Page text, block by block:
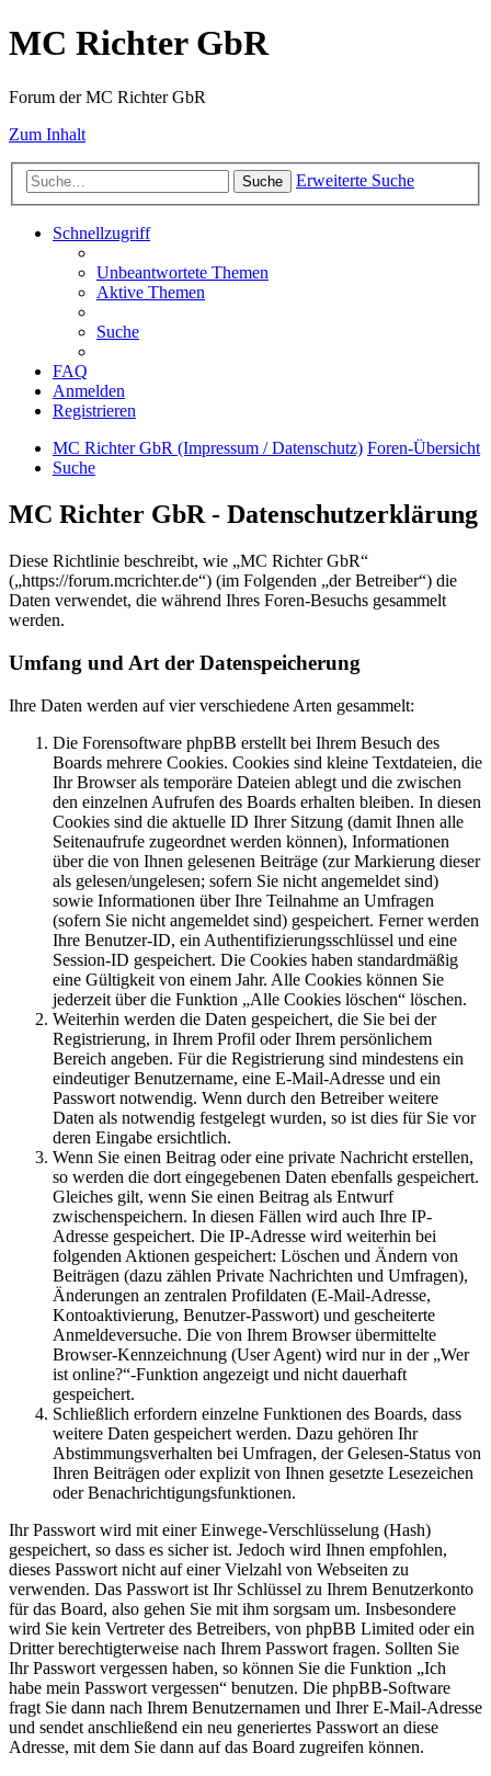
MC Richter GbR
Forum der MC Richter GbR
Zum Inhalt
Suche Erweiterte Suche
Schnellzugriff
Unbeantwortete Themen
Aktive Themen
Suche
FAQ
Anmelden
Registrieren
MC Richter GbR (Impressum / Datenschutz) Foren-Übersicht
Suche
MC Richter GbR - Datenschutzerklärung
Diese Richtlinie beschreibt, wie „MC Richter GbR“
(„https://forum.mcrichter.de“) (im Folgenden „der Betreiber“) die
Daten verwendet, die während Ihres Foren-Besuchs gesammelt
werden.
Umfang und Art der Datenspeicherung
Ihre Daten werden auf vier verschiedene Arten gesammelt:
Die Forensoftware phpBB erstellt bei Ihrem Besuch des
Boards mehrere Cookies. Cookies sind kleine Textdateien, die
Ihr Browser als temporäre Dateien ablegt und die zwischen
den einzelnen Aufrufen des Boards erhalten bleiben. In diesen
Cookies sind die aktuelle ID Ihrer Sitzung (damit Ihnen alle
Seitenaufrufe zugeordnet werden können), Informationen
über die von Ihnen gelesenen Beiträge (zur Markierung dieser
als gelesen/ungelesen; sofern Sie nicht angemeldet sind)
sowie Informationen über Ihre Teilnahme an Umfragen
(sofern Sie nicht angemeldet sind) gespeichert. Ferner werden
Ihre Benutzer-ID, ein Authentifizierungsschlüssel und eine
Session-ID gespeichert. Die Cookies haben standardmäßig
eine Gültigkeit von einem Jahr. Alle Cookies können Sie
jederzeit über die Funktion „Alle Cookies löschen“ löschen.
Weiterhin werden die Daten gespeichert, die Sie bei der
Registrierung, in Ihrem Profil oder Ihrem persönlichem
Bereich angeben. Für die Registrierung sind mindestens ein
eindeutiger Benutzername, eine E-Mail-Adresse und ein
Passwort notwendig. Wenn durch den Betreiber weitere
Daten als notwendig festgelegt wurden, so ist dies für Sie vor
deren Eingabe ersichtlich.
Wenn Sie einen Beitrag oder eine private Nachricht erstellen,
so werden die dort eingegebenen Daten ebenfalls gespeichert.
Gleiches gilt, wenn Sie einen Beitrag als Entwurf
zwischenspeichern. In diesen Fällen wird auch Ihre IP-
Adresse gespeichert. Die IP-Adresse wird weiterhin bei
folgenden Aktionen gespeichert: Löschen und Ändern von
Beiträgen (dazu zählen Private Nachrichten und Umfragen),
Änderungen an zentralen Profildaten (E-Mail-Adresse,
Kontoaktivierung, Benutzer-Passwort) und gescheiterte
Anmeldeversuche. Die von Ihrem Browser übermittelte
Browser-Kennzeichnung (User Agent) wird nur in der „Wer
ist online?“-Funktion angezeigt und nicht dauerhaft
gespeichert.
Schließlich erfordern einzelne Funktionen des Boards, dass
weitere Daten gespeichert werden. Dazu gehören Ihr
Abstimmungsverhalten bei Umfragen, der Gelesen-Status von
Ihren Beiträgen oder explizit von Ihnen gesetzte Lesezeichen
oder Benachrichtigungsfunktionen.
Ihr Passwort wird mit einer Einwege-Verschlüsselung (Hash)
gespeichert, so dass es sicher ist. Jedoch wird Ihnen empfohlen,
dieses Passwort nicht auf einer Vielzahl von Webseiten zu
verwenden. Das Passwort ist Ihr Schlüssel zu Ihrem Benutzerkonto
für das Board, also gehen Sie mit ihm sorgsam um. Insbesondere
wird Sie kein Vertreter des Betreibers, von phpBB Limited oder ein
Dritter berechtigterweise nach Ihrem Passwort fragen. Sollten Sie
Ihr Passwort vergessen haben, so können Sie die Funktion „Ich
habe mein Passwort vergessen“ benutzen. Die phpBB-Software
fragt Sie dann nach Ihrem Benutzernamen und Ihrer E-Mail-Adresse
und sendet anschließend ein neu generiertes Passwort an diese
Adresse, mit dem Sie dann auf das Board zugreifen können.